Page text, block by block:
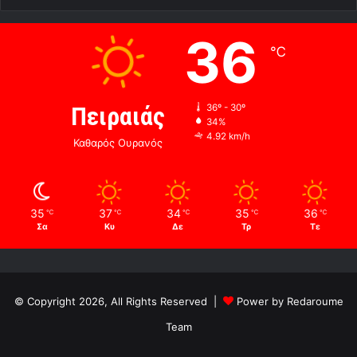
Πειραιάς
Καθαρός Ουρανός
36 ℃
36º - 30º
34%
4.92 km/h
35 ℃
Σα
37 ℃
Κυ
34 ℃
Δε
35 ℃
Τρ
36 ℃
Τε
© Copyright 2026, All Rights Reserved |
Power by Redaroume
Team